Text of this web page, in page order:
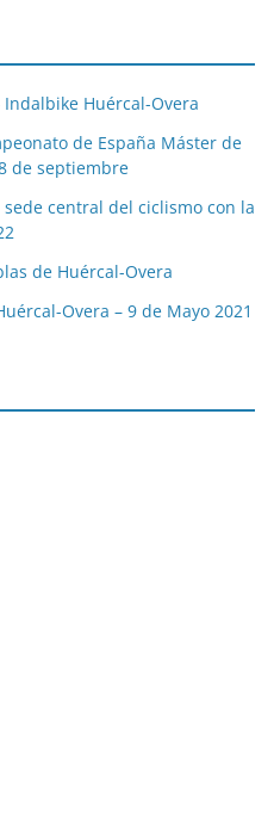
Huércal-Overa
de España Máster de
de septiembre
central del ciclismo con la
de Huércal-Overa
Overa – 9 de Mayo 2021